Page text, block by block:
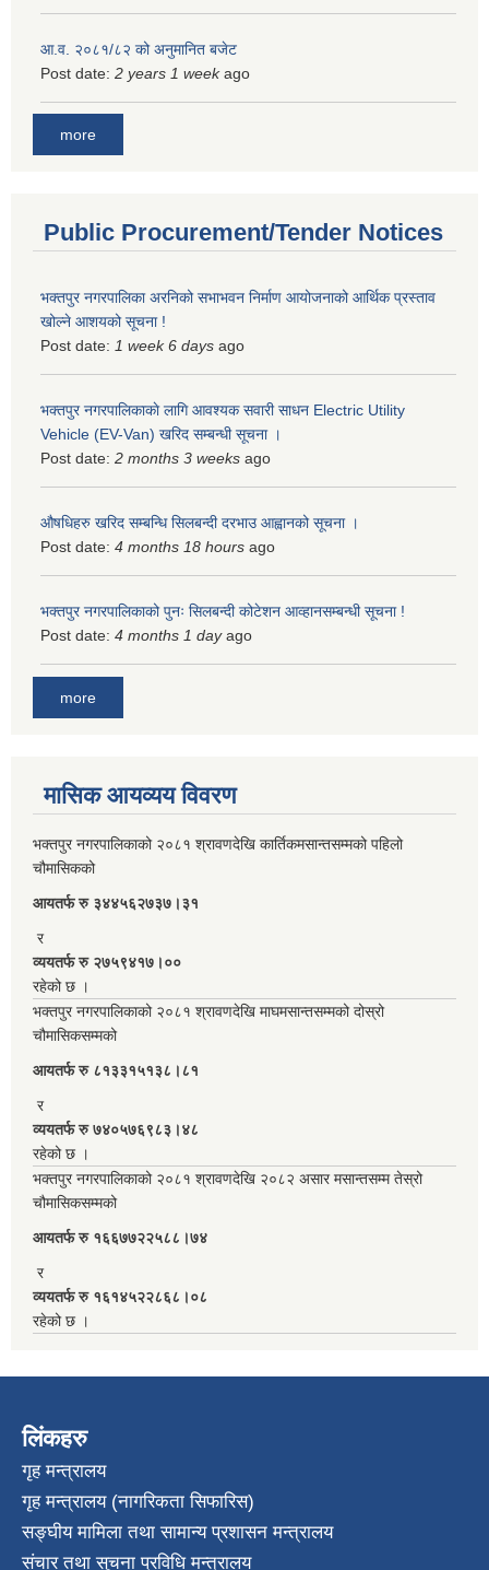
आ.व. २०८१/८२ को अनुमानित बजेट
Post date: 2 years 1 weekago
more
Public Procurement/Tender Notices
भक्तपुर नगरपालिका अरनिको सभाभवन निर्माण आयोजनाको आर्थिक प्रस्ताव
खोल्ने आशयको सूचना !
Post date: 1 week 6 days ago
भक्तपुर नगरपालिकाकाे लागि आवश्यक सवारी साधन Electric Utility
Vehicle (EV-Van) खरिद सम्बन्धी सूचना ।
Post date: 2 months 3 weeks ago
औषधिहरु खरिद सम्बन्धि सिलबन्दी दरभाउ आह्वानको सूचना ।
Post date: 4 months 18 hours ago
भक्तपुर नगरपालिकाको पुनः सिलबन्दी कोटेशन आव्हानसम्बन्धी सूचना !
Post date: 4 months 1 dayago
more
मासिक आयव्यय विवरण
भक्तपुर नगरपालिकाको २०८१ श्रावणदेखि कार्तिकमसान्तसम्मको पहिलो
चौमासिकको
आयतर्फ रु‌ ३४४५६२७३७।३१
र
व्ययतर्फ रु २७५९४१७।००
रहेको छ ।
भक्तपुर नगरपालिकाको २०८१ श्रावणदेखि माघमसान्तसम्मको दोस्रो
चौमासिकसम्मको
आयतर्फ रु‌ ८१३३१५१३८।८१
र
व्ययतर्फ रु ७४०५७६९८३।४८
रहेको छ ।
भक्तपुर नगरपालिकाको २०८१ श्रावणदेखि २०८२ असार मसान्तसम्म तेस्रो
चौमासिकसम्मको
आयतर्फ रु‌ १६६७७२२५८८।७४
र
व्ययतर्फ रु १६१४५२२८६८।०८
रहेको छ ।
लिंकहरु
गृह मन्त्रालय
गृह मन्त्रालय (नागरिकता सिफारिस)
सङ्घीय मामिला तथा सामान्य प्रशासन मन्त्रालय
संचार तथा सुचना प्रविधि मन्त्रालय